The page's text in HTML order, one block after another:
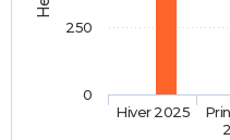
Hiver 2025
0
250